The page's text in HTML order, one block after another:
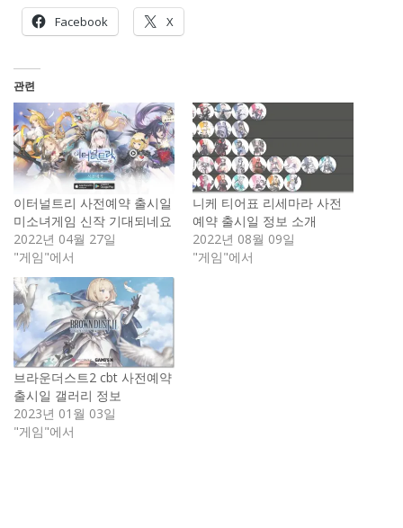
Facebook X
관련
이터널트리 사전예약 출시일
미소녀게임 신작 기대되네요
2022년 04월 27일
"게임"에서
니케 티어표 리세마라 사전
예약 출시일 정보 소개
2022년 08월 09일
"게임"에서
브라운더스트2 cbt 사전예약
출시일 갤러리 정보
2023년 01월 03일
"게임"에서